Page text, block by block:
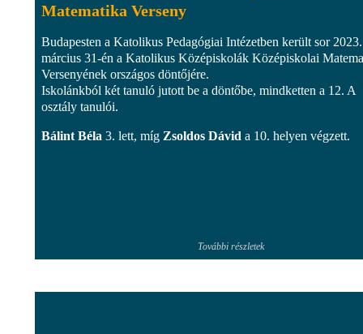
Matematika Verseny
Budapesten a Katolikus Pedagógiai Intézetben került sor 2023.
március 31-én a Katolikus Középiskolák Középiskolai
Versenyének országos döntőjére.
Iskolánkból két tanuló jutott be a döntőbe, mindketten a 12. A
osztály tanulói.
Bálint Béla 3. lett, míg Zsoldos Dávid a 10. helyen végzett.
További részletek